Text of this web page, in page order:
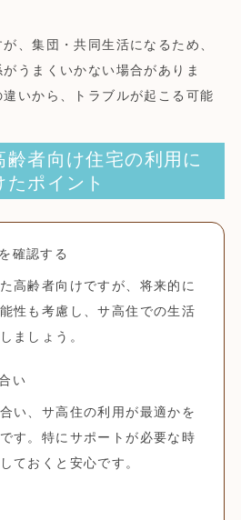
、集団・共同生活になるため、
うまくいかない場合がありま
いから、トラブルが起こる可能
齢者向け住宅の利用に
たポイント
確認する
高齢者向けですが、将来的に
性も考慮し、サ高住での生活
ましょう。
い
い、サ高住の利用が最適かを
す。特にサポートが必要な時
ておくと安心です。